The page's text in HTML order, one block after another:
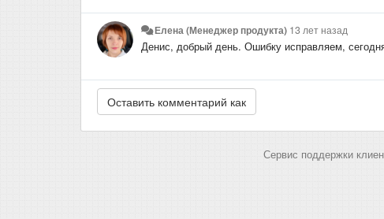
Елена (Менеджер продукта) 13 лет назад
Денис, добрый день. Ошибку исправляем,
Сервис поддержки